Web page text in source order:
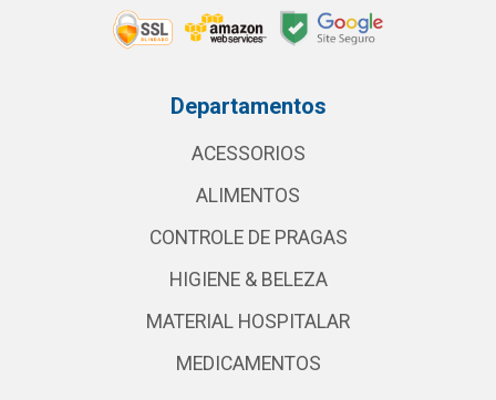
Departamentos
ACESSORIOS
ALIMENTOS
CONTROLE DE PRAGAS
HIGIENE & BELEZA
MATERIAL HOSPITALAR
MEDICAMENTOS